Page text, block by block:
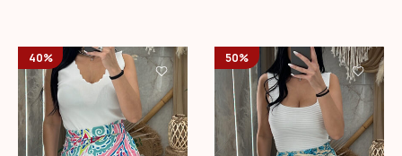
40% 50%